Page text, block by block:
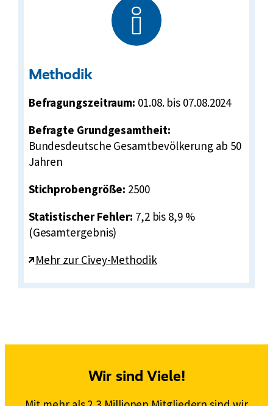
z
r
r
b
e
t
n
d
e
R
e
Methodik
Befragungszeitraum: 01.08. bis 07.08.2024
Befragte Grundgesamtheit:
Bundesdeutsche Gesamtbevölkerung ab 50
Jahren
Stichprobengröße: 2500
Statistischer Fehler: 7,2 bis 8,9 %
(Gesamtergebnis)
E
t
i
Mehr zur Civey-Methodik
Wir sind Viele!